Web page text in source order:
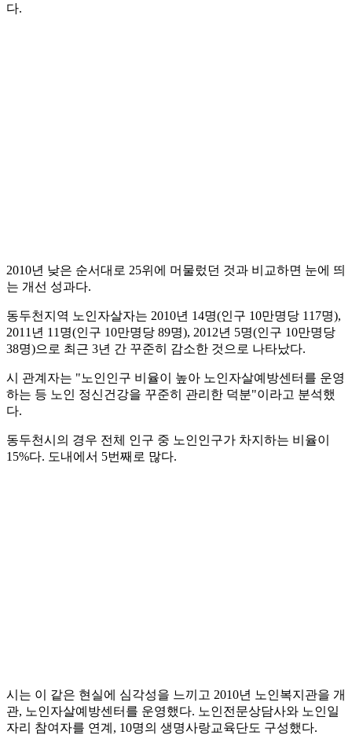
다.
2010년 낮은 순서대로 25위에 머물렀던 것과 비교하면 눈에 띄
는 개선 성과다.
동두천지역 노인자살자는 2010년 14명(인구 10만명당 117명),
2011년 11명(인구 10만명당 89명), 2012년 5명(인구 10만명당
38명)으로 최근 3년 간 꾸준히 감소한 것으로 나타났다.
시 관계자는 "노인인구 비율이 높아 노인자살예방센터를 운영
하는 등 노인 정신건강을 꾸준히 관리한 덕분"이라고 분석했
다.
동두천시의 경우 전체 인구 중 노인인구가 차지하는 비율이
15%다. 도내에서 5번째로 많다.
시는 이 같은 현실에 심각성을 느끼고 2010년 노인복지관을 개
관, 노인자살예방센터를 운영했다. 노인전문상담사와 노인일
자리 참여자를 연계, 10명의 생명사랑교육단도 구성했다.